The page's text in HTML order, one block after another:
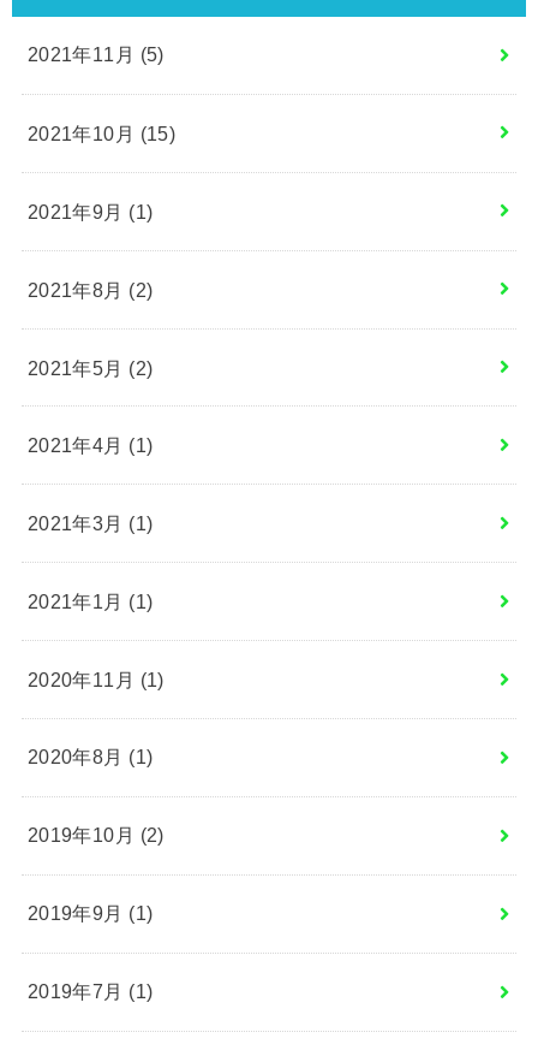
2021年11月 (5)
2021年10月 (15)
2021年9月 (1)
2021年8月 (2)
2021年5月 (2)
2021年4月 (1)
2021年3月 (1)
2021年1月 (1)
2020年11月 (1)
2020年8月 (1)
2019年10月 (2)
2019年9月 (1)
2019年7月 (1)